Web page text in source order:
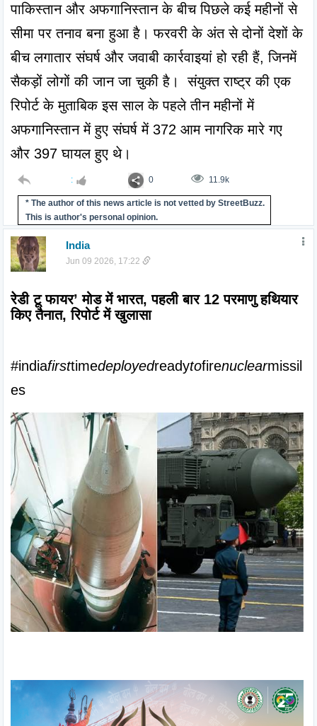
पाकिस्तान और अफगानिस्तान के बीच पिछले कई महीनों से
सीमा पर तनाव बना हुआ है। फरवरी के अंत से दोनों देशों के
बीच लगातार संघर्ष और जवाबी कार्रवाइयां हो रही हैं, जिनमें
सैकड़ों लोगों की जान जा चुकी है।  संयुक्त राष्ट्र की एक
रिपोर्ट के मुताबिक इस साल के पहले तीन महीनों में
अफगानिस्तान में हुए संघर्ष में 372 आम नागरिक मारे गए
और 397 घायल हुए थे।
: 0 11.9k
* The author of this news article is not vetted by StreetBuzz.
This is author's personal opinion.
India
Jun 09 2026, 17:22
रेडी टू फायर’ मोड में भारत, पहली बार 12 परमाणु हथियार
किए तैनात, रिपोर्ट में खुलासा
#indiafirsttimedeployedreadytofirenuclearmissil
es